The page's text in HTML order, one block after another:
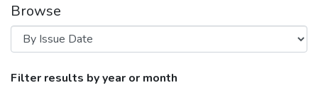
Browse
Browsing Maestría en Neuropsicología
Filter results by year or month